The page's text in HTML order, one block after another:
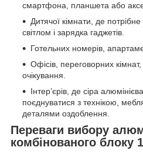
смартфона, планшета або
Дитячої кімнати, де
світлом і зарядка гаджетів.
Готельних номерів,
Офісів, переговорних кімнат,
очікування.
Інтер’єрів, де сіра
поєднуватися з технікою,
деталями оздоблення.
Переваги вибору
комбінованого блоку